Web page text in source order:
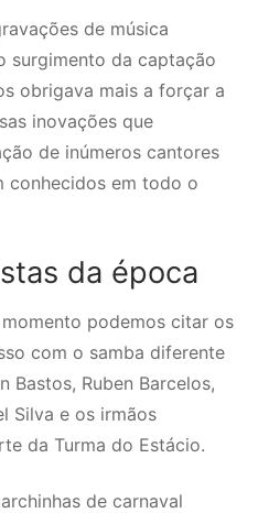
de música
surgimento da captação
obrigava mais a forçar a
inovações que
de inúmeros cantores
conhecidos em todo o
da época
podemos citar os
com o samba diferente
Ruben Barcelos,
Silva e os irmãos
da Turma do Estácio.
de carnaval